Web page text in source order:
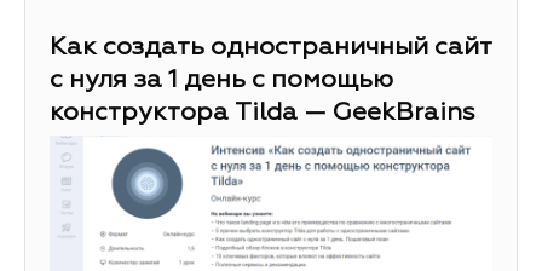
Как создать одностраничный сайт
с нуля за 1 день с помощью
конструктора Tilda — GeekBrains